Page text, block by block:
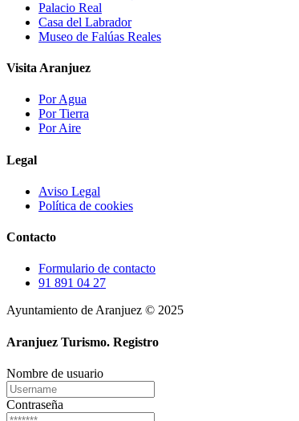
Palacio Real
Casa del Labrador
Museo de Falúas Reales
Visita Aranjuez
Por Agua
Por Tierra
Por Aire
Legal
Aviso Legal
Política de cookies
Contacto
Formulario de contacto
91 891 04 27
Ayuntamiento de Aranjuez © 2025
Aranjuez Turismo. Registro
Nombre de usuario
Contraseña